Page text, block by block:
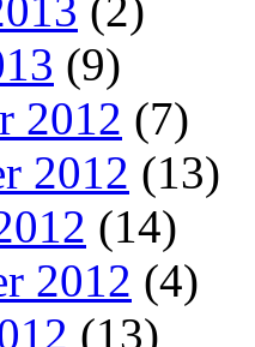
(9)
2012 (7)
2012 (13)
(14)
2012 (4)
(13)